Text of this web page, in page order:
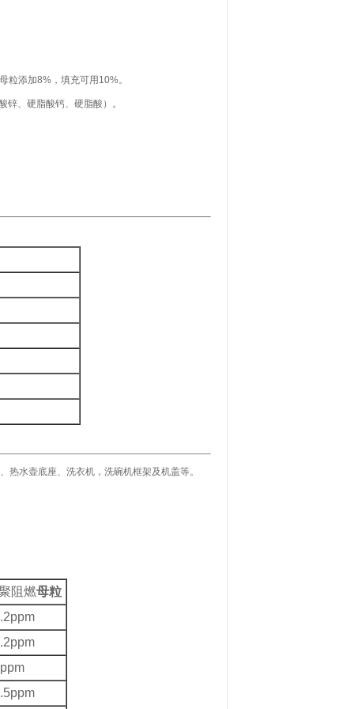
粒添加8% ，填充可用10%。
、硬脂酸钙、硬脂酸）。
水壶底座、洗衣机，洗碗机框架及机盖等。
阻燃母粒